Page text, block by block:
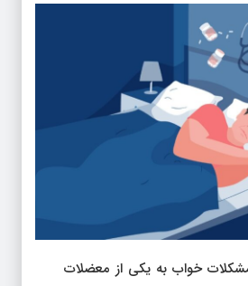
مشکلات خواب به یکی از معضلات